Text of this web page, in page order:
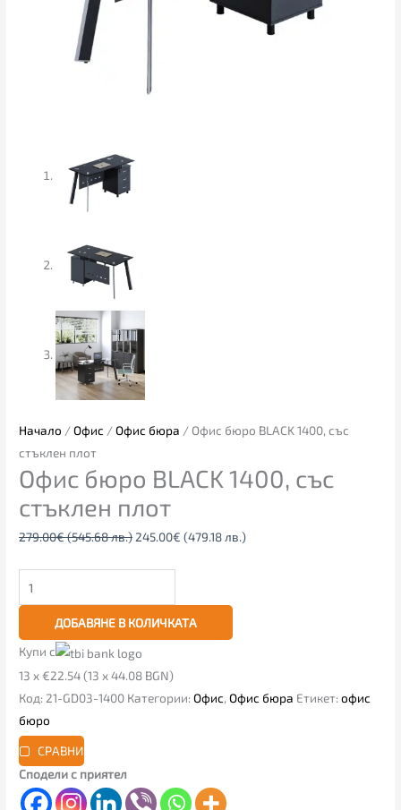
Начало /Офис /Офис бюра / Офис бюро BLACK 1400, със
стъклен плот
Офис бюро BLACK 1400, със
стъклен плот
279.00€(545.68 лв.) 245.00€ (479.18 лв.)
ДОБАВЯНЕ В КОЛИЧКАТА
Купи с
13 x €22.54 (13 x 44.08 BGN)
Код: 21-GD03-1400 Категории:Офис,Офис бюра Етикет:офис
бюро
СРАВНИ
Сподели с приятел